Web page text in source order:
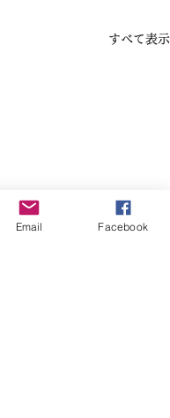
すべて表示
Email Facebook